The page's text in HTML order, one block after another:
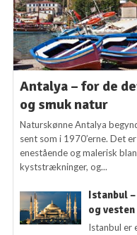
Antalya – for de
og smuk natur
Naturskønne Antalya
sent som i 1970’erne. Det
enestående og malerisk
kyststrækninger, og...
Istanbul
og
Istanbul er